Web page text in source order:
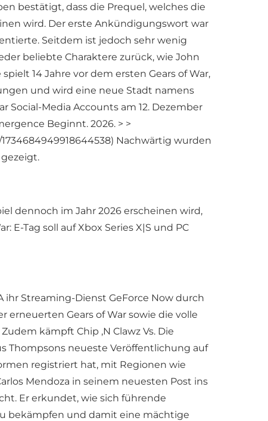
bestätigt, dass die Prequel, welches die
wird. Der erste Ankündigungswort war
Seitdem ist jedoch sehr wenig
beliebte Charaktere zurück, wie John
14 Jahre vor dem ersten Gears of War,
und wird eine neue Stadt namens
Social-Media Accounts am 12. Dezember
Beginnt. 2026. > >
Nachwärtig wurden
dennoch im Jahr 2026 erscheinen wird,
Tag soll auf Xbox Series X|S und PC
ihr Streaming-Dienst GeForce Now durch
Gears of War sowie die volle
kämpft Chip ‚N Clawz Vs. Die
Thompsons neueste Veröffentlichung auf
registriert hat, mit Regionen wie
Mendoza in seinem neuesten Post ins
Er erkundet, wie sich führende
bekämpfen und damit eine mächtige